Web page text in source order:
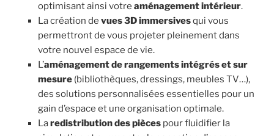
optimisant ainsi votre aménagement intérieur.
La création de vues 3D immersivesqui vous
permettront de vous projeter pleinement dans
votre nouvel espace de vie.
L’aménagement de rangements intégrés et sur
mesure (bibliothèques, dressings, meubles TV…),
des solutions personnalisées essentielles pour un
gain d’espace et une organisation optimale.
Laredistribution des pièces pour fluidifier la